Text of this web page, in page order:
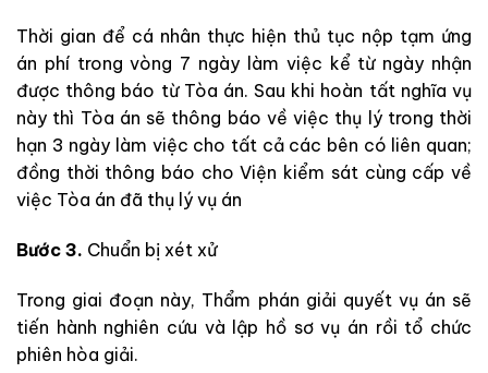
Thời gian để cá nhân thực hiện thủ tục nộp tạm ứng
án phí trong vòng 7 ngày làm việc kể từ ngày nhận
được thông báo từ Tòa án. Sau khi hoàn tất nghĩa vụ
này thì Tòa án sẽ thông báo về việc thụ lý trong thời
hạn 3 ngày làm việc cho tất cả các bên có liên quan;
đồng thời thông báo cho Viện kiểm sát cùng cấp về
việc Tòa án đã thụ lý vụ án
Bước 3. Chuẩn bị xét xử
Trong giai đoạn này, Thẩm phán giải quyết vụ án sẽ
tiến hành nghiên cứu và lập hồ sơ vụ án rồi tổ chức
phiên hòa giải.